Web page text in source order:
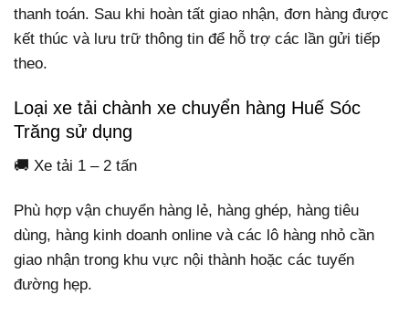
thanh toán. Sau khi hoàn tất giao nhận, đơn hàng được
kết thúc và lưu trữ thông tin để hỗ trợ các lần gửi tiếp
theo.
Loại xe tải chành xe chuyển hàng Huế Sóc
Trăng sử dụng
🚚 Xe tải 1 – 2 tấn
Phù hợp vận chuyển hàng lẻ, hàng ghép, hàng tiêu
dùng, hàng kinh doanh online và các lô hàng nhỏ cần
giao nhận trong khu vực nội thành hoặc các tuyến
đường hẹp.